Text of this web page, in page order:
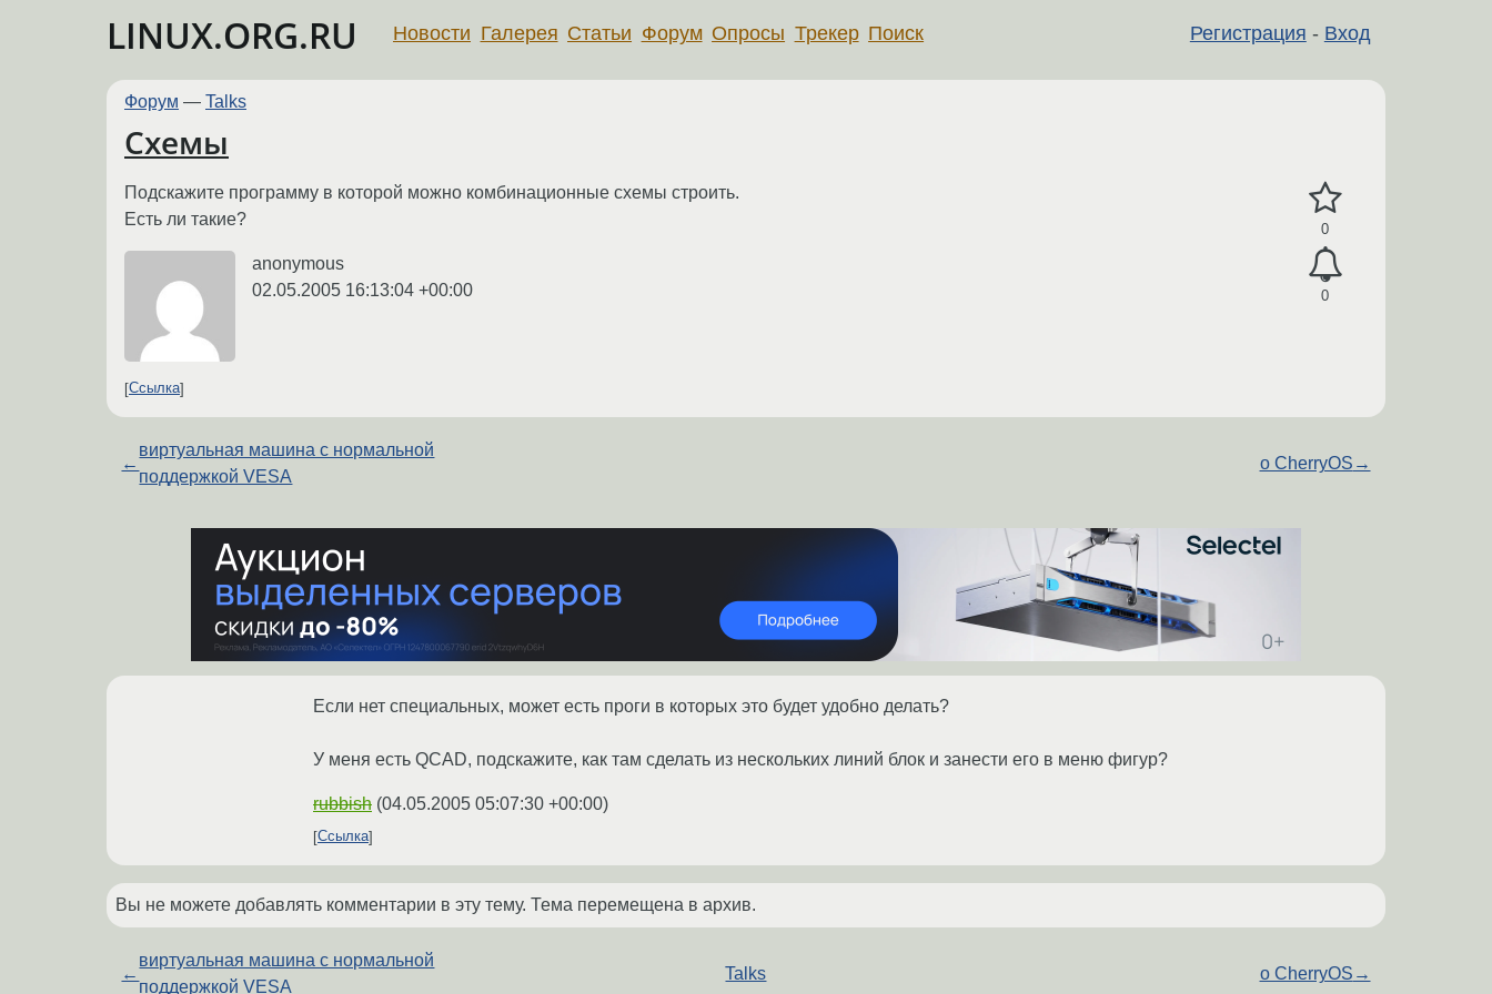
LINUX.ORG.RU Регистрация - Вход
Новости Галерея Статьи Форум Опросы Трекер Поиск
Форум — Talks
Схемы
0
0
Подскажите программу в которой можно комбинационные схемы строить.
Есть ли такие?
anonymous
02.05.2005 16:13:04 +00:00
Ссылка
←
виртуальная машина с нормальной
поддержкой VESA
о CherryOS →
Если нет специальных, может есть проги в которых это будет удобно делать?
У меня есть QCAD, подскажите, как там сделать из нескольких линий блок и занести его в меню фигур?
rubbish (04.05.2005 05:07:30 +00:00)
Ссылка
Вы не можете добавлять комментарии в эту тему. Тема перемещена в архив.
←
виртуальная машина с нормальной
поддержкой VESA
Talks о CherryOS →